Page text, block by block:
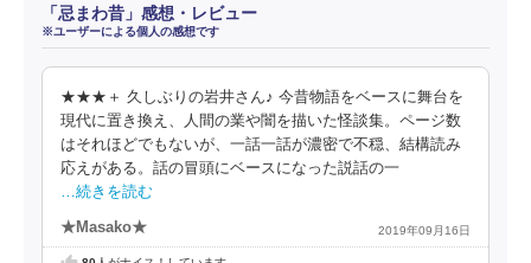
「忌まわ昔」感想・レビュー
※ユーザーによる個人の感想です
★★★＋ 久しぶりの岩井さん♪ 今昔物語をベースに舞台を
現代に置き換え、人間の業や闇を描いた怪談集。ページ数
はそれほどでもないが、一話一話が濃密で不穏、結構読み
応えがある。話の冒頭にベースになった説話の一
…続きを読む
★Masako★ 2019年09月16日